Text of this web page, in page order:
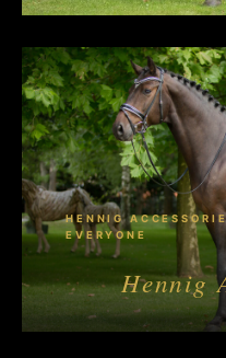
HENNIG
EVERYONE
Hennig